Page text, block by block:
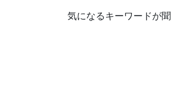
気になるキーワードが聞